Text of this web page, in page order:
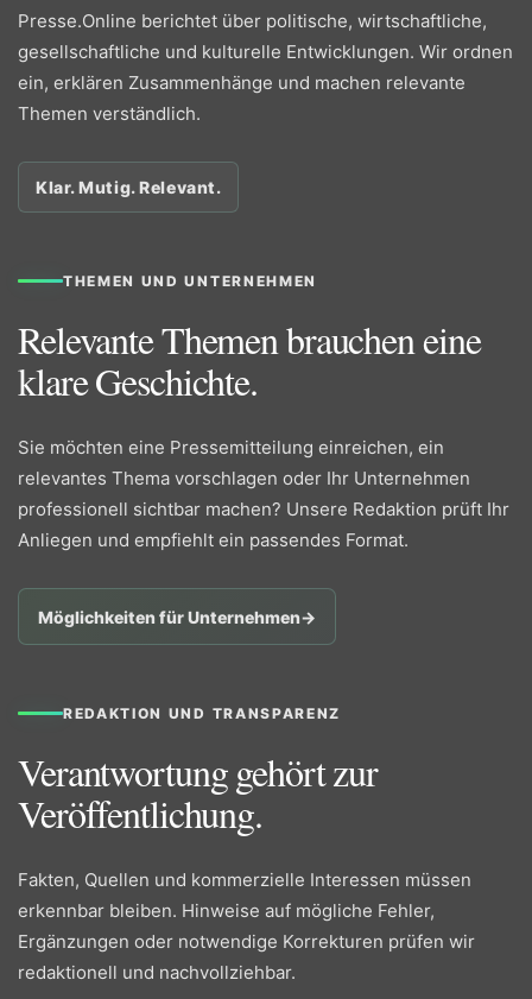
Presse.Online berichtet über politische, wirtschaftliche,
gesellschaftliche und kulturelle Entwicklungen. Wir ordnen
ein, erklären Zusammenhänge und machen relevante
Themen verständlich.
Klar. Mutig. Relevant.
THEMEN UND UNTERNEHMEN
Relevante Themen brauchen eine
klare Geschichte.
Sie möchten eine Pressemitteilung einreichen, ein
relevantes Thema vorschlagen oder Ihr Unternehmen
professionell sichtbar machen? Unsere Redaktion prüft Ihr
Anliegen und empfiehlt ein passendes Format.
Möglichkeiten für Unternehmen→
REDAKTION UND TRANSPARENZ
Verantwortung gehört zur
Veröffentlichung.
Fakten, Quellen und kommerzielle Interessen müssen
erkennbar bleiben. Hinweise auf mögliche Fehler,
Ergänzungen oder notwendige Korrekturen prüfen wir
redaktionell und nachvollziehbar.